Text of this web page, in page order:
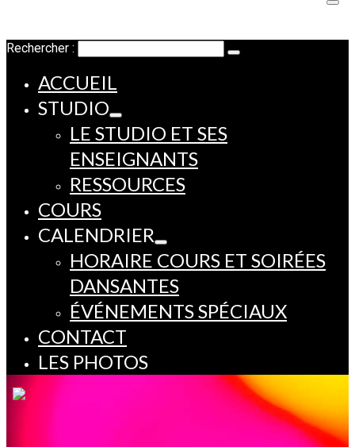
Rechercher :
ACCUEIL
STUDIO
LE STUDIO ET SES
ENSEIGNANTS
RESSOURCES
COURS
CALENDRIER
HORAIRE COURS ET SOIRÉES
DANSANTES
ÉVÉNEMENTS SPÉCIAUX
CONTACT
LES PHOTOS